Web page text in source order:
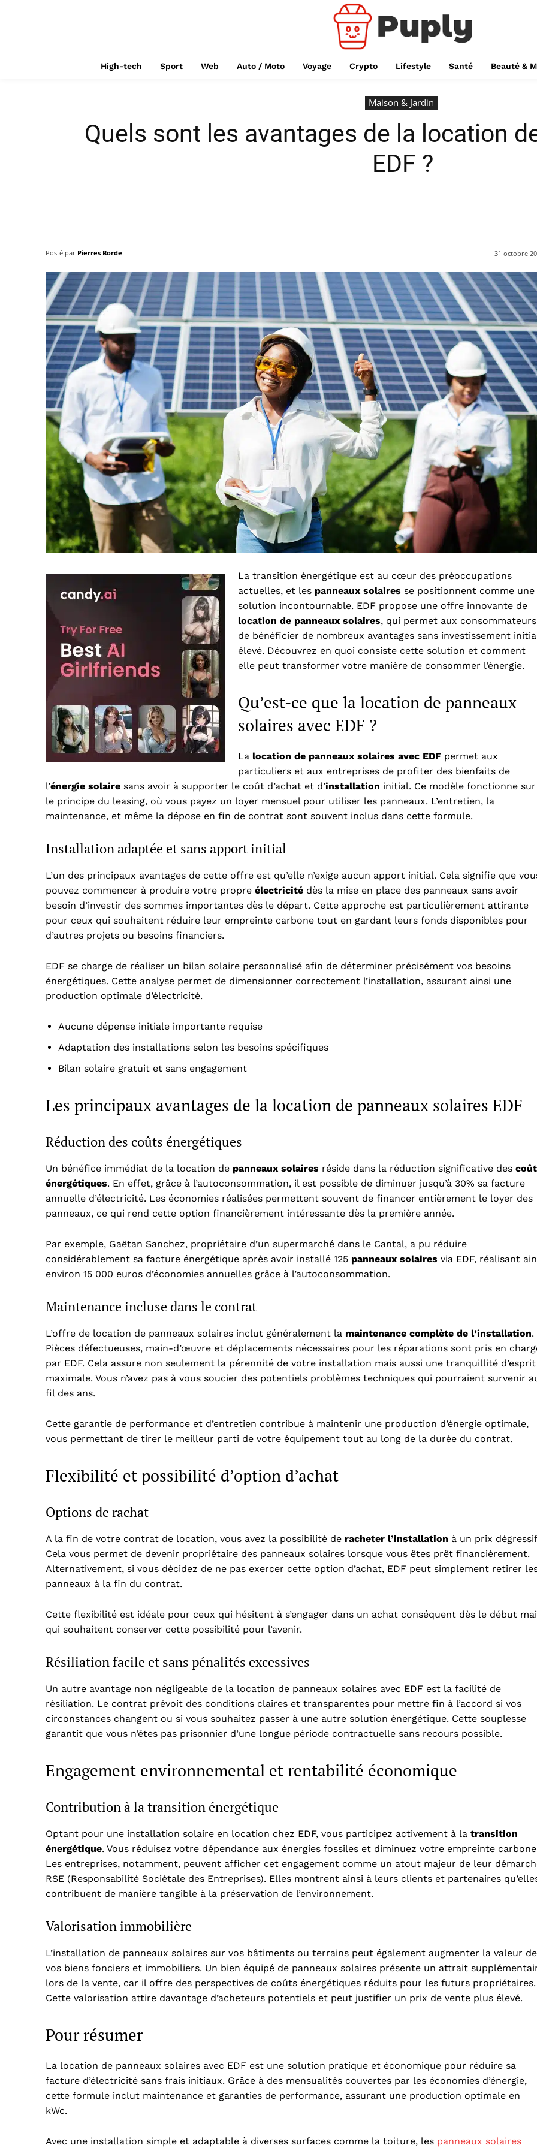
High-tech Sport Web Auto / Moto Voyage Crypto Lifestyle Santé Beauté &
Maison & Jardin
Quels sont les avantages de la location
EDF ?
Posté par Pierres Borde 31 octobre
La transition énergétique est au cœur des préoccupations
actuelles, et les panneaux solaires se positionnent comme une
solution incontournable. EDF propose une offre innovante de
location de panneaux solaires, qui permet aux consommateurs
de bénéficier de nombreux avantages sans investissement
élevé. Découvrez en quoi consiste cette solution et comment
elle peut transformer votre manière de consommer l’énergie.
Qu’est-ce que la location de panneaux
solaires avec EDF ?
La location de panneaux solaires avec EDF permet aux
particuliers et aux entreprises de profiter des bienfaits de
l’énergie solaire sans avoir à supporter le coût d’achat et d’installation initial. Ce modèle fonctionne sur
le principe du leasing, où vous payez un loyer mensuel pour utiliser les panneaux. L’entretien, la
maintenance, et même la dépose en fin de contrat sont souvent inclus dans cette formule.
Installation adaptée et sans apport initial
L’un des principaux avantages de cette offre est qu’elle n’exige aucun apport initial. Cela signifie que
pouvez commencer à produire votre propre électricité dès la mise en place des panneaux sans avoir
besoin d’investir des sommes importantes dès le départ. Cette approche est particulièrement attirante
pour ceux qui souhaitent réduire leur empreinte carbone tout en gardant leurs fonds disponibles pour
d’autres projets ou besoins financiers.
EDF se charge de réaliser un bilan solaire personnalisé afin de déterminer précisément vos besoins
énergétiques. Cette analyse permet de dimensionner correctement l’installation, assurant ainsi une
production optimale d’électricité.
Aucune dépense initiale importante requise
Adaptation des installations selon les besoins spécifiques
Bilan solaire gratuit et sans engagement
Les principaux avantages de la location de panneaux solaires EDF
Réduction des coûts énergétiques
Un bénéfice immédiat de la location de panneaux solaires réside dans la réduction significative des
énergétiques. En effet, grâce à l’autoconsommation, il est possible de diminuer jusqu’à 30% sa facture
annuelle d’électricité. Les économies réalisées permettent souvent de financer entièrement le loyer des
panneaux, ce qui rend cette option financièrement intéressante dès la première année.
Par exemple, Gaëtan Sanchez, propriétaire d’un supermarché dans le Cantal, a pu réduire
considérablement sa facture énergétique après avoir installé 125 panneaux solaires via EDF, réalisant
environ 15 000 euros d’économies annuelles grâce à l’autoconsommation.
Maintenance incluse dans le contrat
L’offre de location de panneaux solaires inclut généralement la maintenance complète de l’installation.
Pièces défectueuses, main-d’œuvre et déplacements nécessaires pour les réparations sont pris en
par EDF. Cela assure non seulement la pérennité de votre installation mais aussi une tranquillité d’esprit
maximale. Vous n’avez pas à vous soucier des potentiels problèmes techniques qui pourraient survenir
fil des ans.
Cette garantie de performance et d’entretien contribue à maintenir une production d’énergie optimale,
vous permettant de tirer le meilleur parti de votre équipement tout au long de la durée du contrat.
Flexibilité et possibilité d’option d’achat
Options de rachat
A la fin de votre contrat de location, vous avez la possibilité de racheter l’installation à un prix
Cela vous permet de devenir propriétaire des panneaux solaires lorsque vous êtes prêt financièrement.
Alternativement, si vous décidez de ne pas exercer cette option d’achat, EDF peut simplement retirer
panneaux à la fin du contrat.
Cette flexibilité est idéale pour ceux qui hésitent à s’engager dans un achat conséquent dès le début
qui souhaitent conserver cette possibilité pour l’avenir.
Résiliation facile et sans pénalités excessives
Un autre avantage non négligeable de la location de panneaux solaires avec EDF est la facilité de
résiliation. Le contrat prévoit des conditions claires et transparentes pour mettre fin à l’accord si vos
circonstances changent ou si vous souhaitez passer à une autre solution énergétique. Cette souplesse
garantit que vous n’êtes pas prisonnier d’une longue période contractuelle sans recours possible.
Engagement environnemental et rentabilité économique
Contribution à la transition énergétique
Optant pour une installation solaire en location chez EDF, vous participez activement à la transition
énergétique. Vous réduisez votre dépendance aux énergies fossiles et diminuez votre empreinte
Les entreprises, notamment, peuvent afficher cet engagement comme un atout majeur de leur
RSE (Responsabilité Sociétale des Entreprises). Elles montrent ainsi à leurs clients et partenaires
contribuent de manière tangible à la préservation de l’environnement.
Valorisation immobilière
L’installation de panneaux solaires sur vos bâtiments ou terrains peut également augmenter la valeur de
vos biens fonciers et immobiliers. Un bien équipé de panneaux solaires présente un attrait
lors de la vente, car il offre des perspectives de coûts énergétiques réduits pour les futurs propriétaires.
Cette valorisation attire davantage d’acheteurs potentiels et peut justifier un prix de vente plus élevé.
Pour résumer
La location de panneaux solaires avec EDF est une solution pratique et économique pour réduire sa
facture d’électricité sans frais initiaux. Grâce à des mensualités couvertes par les économies d’énergie,
cette formule inclut maintenance et garanties de performance, assurant une production optimale en
kWc.
Avec une installation simple et adaptable à diverses surfaces comme la toiture, les panneaux solaires